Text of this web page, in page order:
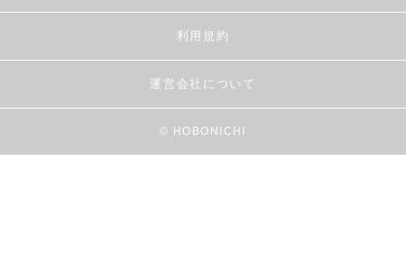
利用規約
運営会社について
© HOBONICHI